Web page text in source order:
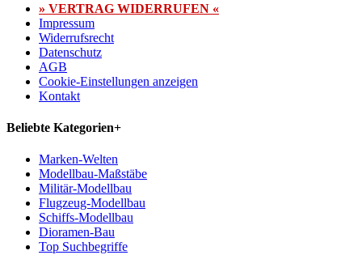
» VERTRAG WIDERRUFEN «
Impressum
Widerrufsrecht
Datenschutz
AGB
Cookie-Einstellungen anzeigen
Kontakt
Beliebte Kategorien+
Marken-Welten
Modellbau-Maßstäbe
Militär-Modellbau
Flugzeug-Modellbau
Schiffs-Modellbau
Dioramen-Bau
Top Suchbegriffe